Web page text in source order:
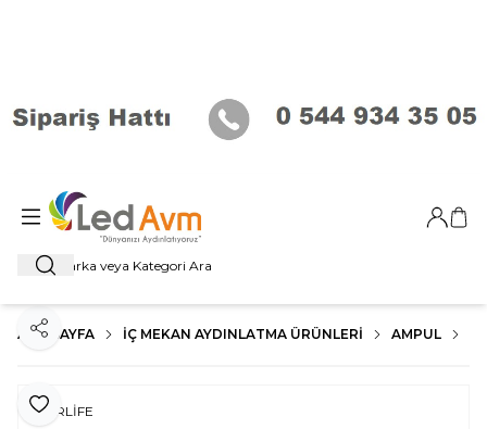
Ara
Giriş
ANA SAYFA İÇ MEKAN AYDINLATMA ÜRÜNLERI AMPUL
Favoriye Ekle
Paylaş
FORLİFE